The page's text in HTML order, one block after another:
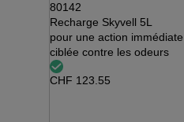
80142
Recharge Skyvell 5L
pour une action
ciblée contre les odeurs
CHF 123.55